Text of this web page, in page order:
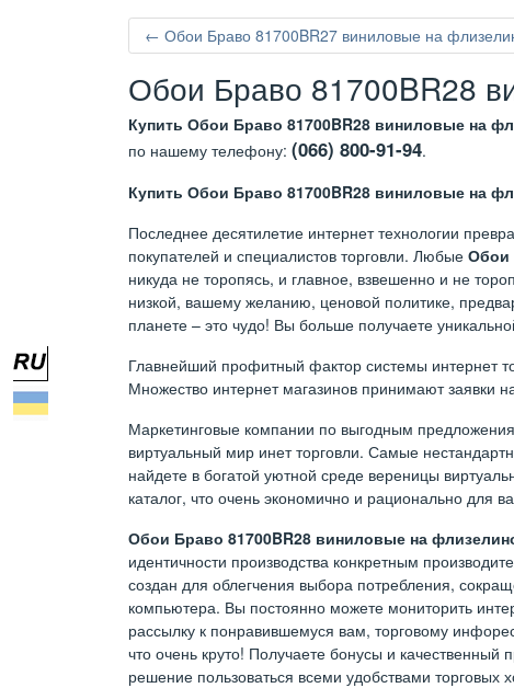
← Обои Браво 81700BR27 виниловые на
Обои Браво 81700BR28
Купить Обои Браво 81700BR28 виниловые на
по нашему телефону: (066) 800-91-94.
Купить Обои Браво 81700BR28 виниловые на
Последнее десятилетие интернет технологии
покупателей и специалистов торговли. Любые Обои
никуда не торопясь, и главное, взвешенно и не
низкой, вашему желанию, ценовой политике,
планете – это чудо! Вы больше получаете
Главнейший профитный фактор системы интернет
Множество интернет магазинов принимают заявки
Маркетинговые компании по выгодным
виртуальный мир инет торговли. Самые
найдете в богатой уютной среде вереницы
каталог, что очень экономично и рационально для
Обои Браво 81700BR28 виниловые на
идентичности производства конкретным
создан для облегчения выбора потребления,
компьютера. Вы постоянно можете мониторить
рассылку к понравившемуся вам, торговому
что очень круто! Получаете бонусы и
решение пользоваться всеми удобствами